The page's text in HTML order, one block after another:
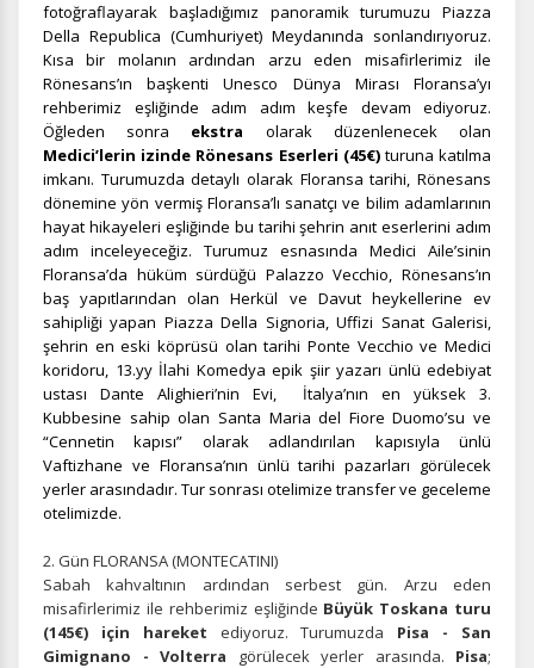
fotoğraflayarak başladığımız panoramik turumuzu Piazza
Della Republica (Cumhuriyet) Meydanında sonlandırıyoruz.
Kısa bir molanın ardından arzu eden misafirlerimiz ile
Rönesans’ın başkenti Unesco Dünya Mirası Floransa’yı
rehberimiz eşliğinde adım adım keşfe devam ediyoruz.
Öğleden sonra ekstra olarak düzenlenecek olan
Medici’lerin izinde Rönesans Eserleri (45€)turuna katılma
imkanı. Turumuzda detaylı olarak Floransa tarihi, Rönesans
dönemine yön vermiş Floransa’lı sanatçı ve bilim adamlarının
hayat hikayeleri eşliğinde bu tarihi şehrin anıt eserlerini adım
adım inceleyeceğiz. Turumuz esnasında Medici Aile’sinin
Floransa’da hüküm sürdüğü Palazzo Vecchio, Rönesans’ın
baş yapıtlarından olan Herkül ve Davut heykellerine ev
sahipliği yapan Piazza Della Signoria, Uffizi Sanat Galerisi,
şehrin en eski köprüsü olan tarihi Ponte Vecchio ve Medici
koridoru, 13.yy İlahi Komedya epik şiir yazarı ünlü edebiyat
ustası Dante Alighieri’nin Evi, İtalya’nın en yüksek 3.
Kubbesine sahip olan Santa Maria del Fiore Duomo’su ve
“Cennetin kapısı” olarak adlandırılan kapısıyla ünlü
Vaftizhane ve Floransa’nın ünlü tarihi pazarları görülecek
yerler arasındadır. Tur sonrası otelimize transfer ve geceleme
otelimizde.
2. Gün FLORANSA (MONTECATINI)
Sabah kahvaltının ardından serbest gün. Arzu eden
misafirlerimiz ile rehberimiz eşliğinde Büyük Toskana turu
(145€) için hareket ediyoruz. Turumuzda Pisa - San
Gimignano - Volterra görülecek yerler arasında. Pisa;